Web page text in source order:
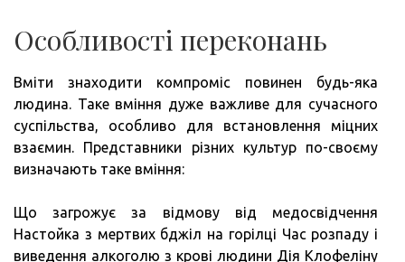
Особливості переконань
Вміти знаходити компроміс повинен будь-яка
людина. Таке вміння дуже важливе для сучасного
суспільства, особливо для встановлення міцних
взаємин. Представники різних культур по-своєму
визначають таке вміння:
Що загрожує за відмову від медосвідчення
Настойка з мертвих бджіл на горілці Час розпаду і
виведення алкоголю з крові людини Дія Клофеліну